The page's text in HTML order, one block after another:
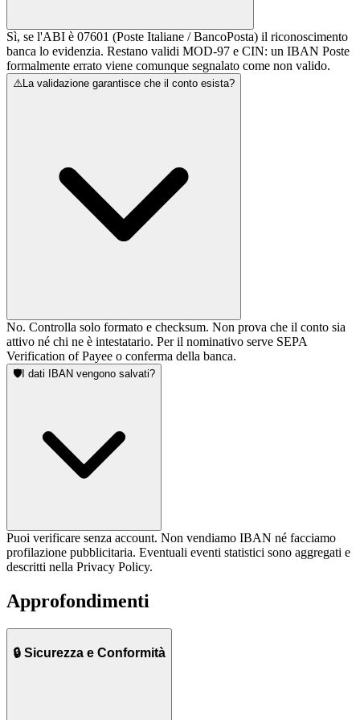
Sì, se l'ABI è 07601 (Poste Italiane / BancoPosta) il riconoscimento
banca lo evidenzia. Restano validi MOD-97 e CIN: un IBAN Poste
formalmente errato viene comunque segnalato come non valido.
⚠️La validazione garantisce che il conto esista?
No. Controlla solo formato e checksum. Non prova che il conto sia
attivo né chi ne è intestatario. Per il nominativo serve SEPA
Verification of Payee o conferma della banca.
🛡️ I dati IBAN vengono salvati?
Puoi verificare senza account. Non vendiamo IBAN né facciamo
profilazione pubblicitaria. Eventuali eventi statistici sono aggregati e
descritti nella Privacy Policy.
Approfondimenti
🔒 Sicurezza e Conformità